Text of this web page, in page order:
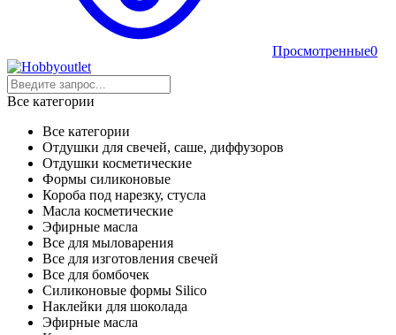
Просмотренные0
Все категории
Все категории
Отдушки для свечей, саше, диффузоров
Отдушки косметические
Формы силиконовые
Короба под нарезку, стусла
Масла косметические
Эфирные масла
Все для мыловарения
Все для изготовления свечей
Все для бомбочек
Силиконовые формы Silico
Наклейки для шоколада
Эфирные масла